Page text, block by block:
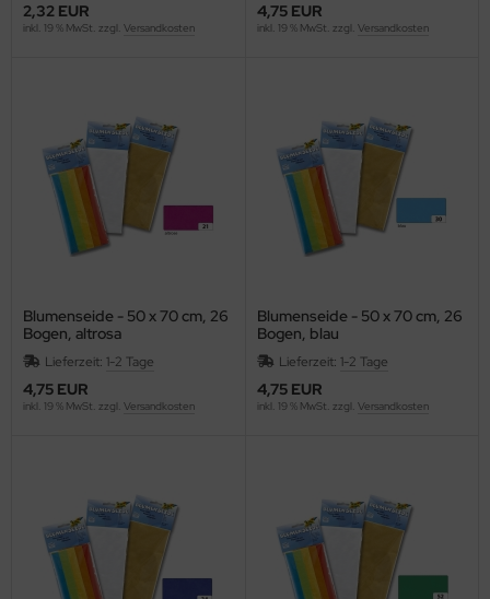
2,32 EUR
inkl. 19 % MwSt. zzgl. Versandkosten
4,75 EUR
inkl. 19 % MwSt. zzgl. Versandkosten
Blumenseide - 50 x 70 cm, 26
Bogen, altrosa
Lieferzeit: 1-2 Tage
4,75 EUR
inkl. 19 % MwSt. zzgl. Versandkosten
Blumenseide - 50 x 70 cm, 26
Bogen, blau
Lieferzeit: 1-2 Tage
4,75 EUR
inkl. 19 % MwSt. zzgl. Versandkosten